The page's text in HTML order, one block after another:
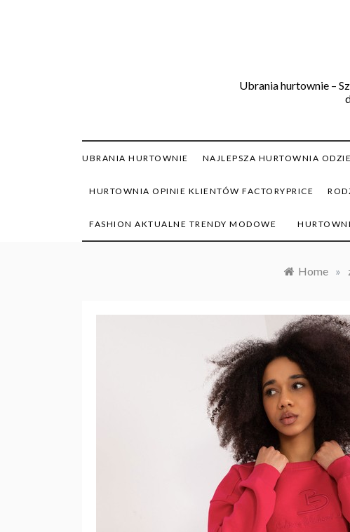
Ubrania hurtownie –
UBRANIA HURTOWNIE NAJLEPSZA HURTOWNIA
HURTOWNIA OPINIE KLIENTÓW FACTORYPRICE
FASHION AKTUALNE TRENDY MODOWE
Home »